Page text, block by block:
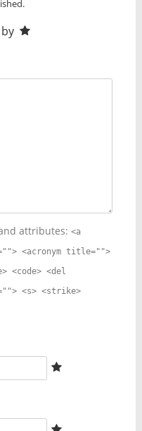
attributes: <a
<acronym title="">
<code> <del
<s> <strike>